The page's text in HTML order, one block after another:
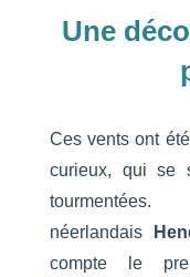
Une
Ces vents ont
curieux, qui se
néerlandais
compte le